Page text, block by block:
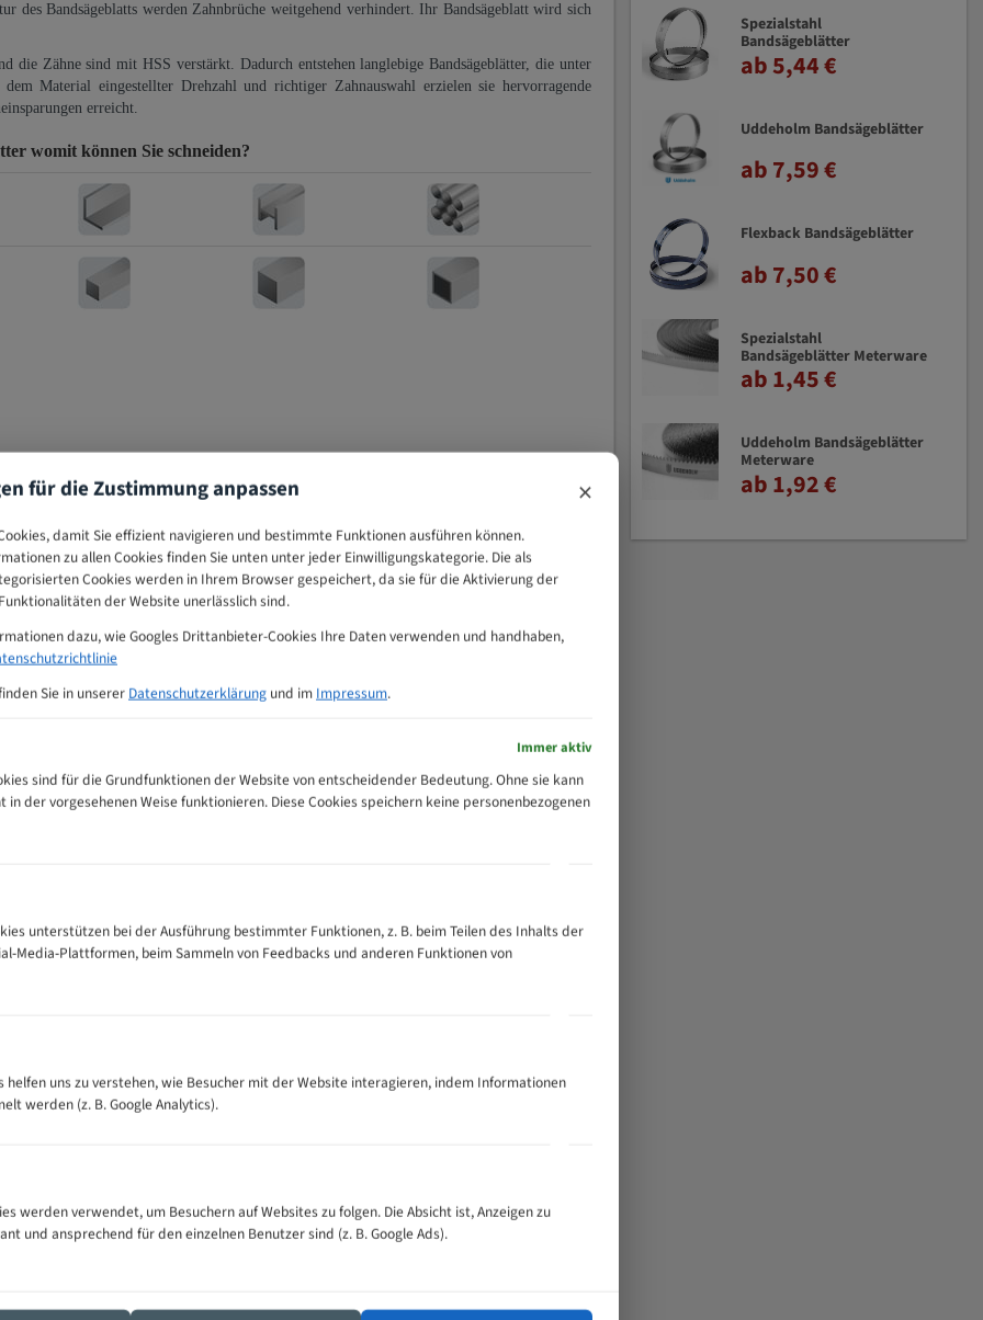
des Bandsägeblatts werden Zahnbrüche weitgehend verhindert. Ihr Bandsägeblatt wird sich
die Zähne sind mit HSS verstärkt. Dadurch entstehen langlebige Bandsägeblätter, die unter
Material eingestellter Drehzahl und richtiger Zahnauswahl erzielen sie hervorragende
erreicht.
womit können Sie schneiden?
Tabelle
300
500
4/6
4/6
M (mm)
Zähne pro
Zoll (ZpZ))
35 - 70
5/8
130 -
Spezialstahl
Bandsägeblätter
ab 5,44 €
Uddeholm Bandsägeblätter
ab 7,59 €
Flexback Bandsägeblätter
ab 7,50 €
Spezialstahl
Bandsägeblätter Meterware
ab 1,45 €
Uddeholm Bandsägeblätter
Meterware
ab 1,92 €
für die Zustimmung anpassen ×
damit Sie effizient navigieren und bestimmte Funktionen ausführen können.
zu allen Cookies finden Sie unten unter jeder Einwilligungskategorie. Die als
Cookies werden in Ihrem Browser gespeichert, da sie für die Aktivierung der
der Website unerlässlich sind.
dazu, wie Googles Drittanbieter-Cookies Ihre Daten verwenden und handhaben,
Sie in unserer Datenschutzerklärung und im Impressum.
Immer aktiv
sind für die Grundfunktionen der Website von entscheidender Bedeutung. Ohne sie kann
in der vorgesehenen Weise funktionieren. Diese Cookies speichern keine personenbezogenen
unterstützen bei der Ausführung bestimmter Funktionen, z. B. beim Teilen des Inhalts der
Media-Plattformen, beim Sammeln von Feedbacks und anderen Funktionen von
helfen uns zu verstehen, wie Besucher mit der Website interagieren, indem Informationen
werden (z. B. Google Analytics).
werden verwendet, um Besuchern auf Websites zu folgen. Die Absicht ist, Anzeigen zu
und ansprechend für den einzelnen Benutzer sind (z. B. Google Ads).